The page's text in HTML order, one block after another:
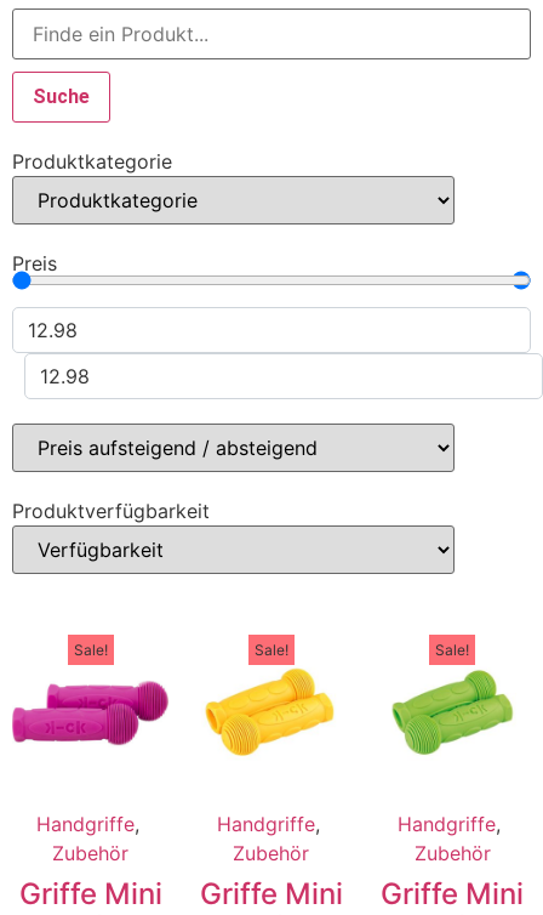
Suche
Produktkategorie
Preis
Produktverfügbarkeit
Sale!
Handgriffe,
Zubehör
Griffe Mini
Sale!
Handgriffe,
Zubehör
Griffe Mini
Sale!
Handgriffe,
Zubehör
Griffe Mini